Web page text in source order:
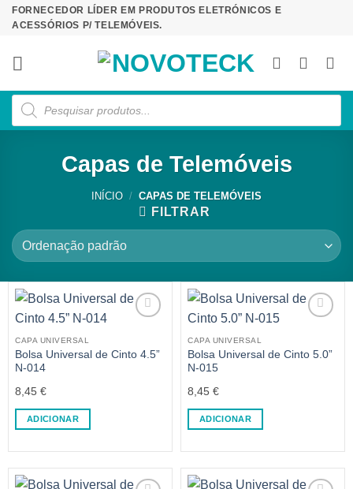
SkipFORNECEDOR LÍDER EM PRODUTOS ELETRÓNICOS E
ACESSÓRIOS P/ TELEMÓVEIS.
Products
search
Capas de Telemóveis
INÍCIO / CAPAS DE TELEMÓVEIS
FILTRAR
CAPA UNIVERSAL
Bolsa Universal de Cinto 4.5”
N-014
8,45 €
ADICIONAR
CAPA UNIVERSAL
Bolsa Universal de Cinto 5.0”
N-015
8,45 €
ADICIONAR